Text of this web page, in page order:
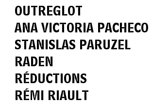
OUTREGLOT
ANA VICTORIA PACHECO
STANISLAS PARUZEL
RADEN
RÉDUCTIONS
RÉMI RIAULT